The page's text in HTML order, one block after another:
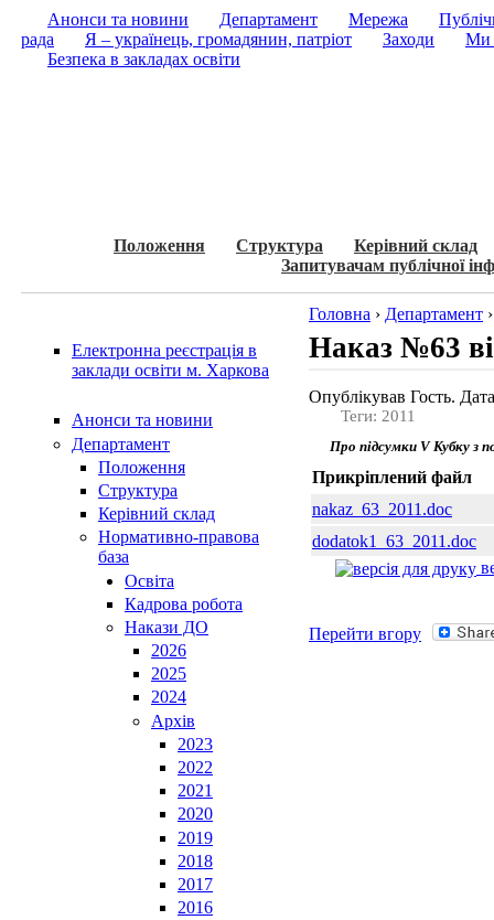
Анонси та новини Департамент Мережа
рада
Я – українець, громадянин, патріот Заходи
Ми
Безпека в закладах освіти
Положення Структура
Керівний склад
Запитувачам публічної
Електронна реєстрація в
заклади освіти м. Харкова
Анонси та новини
Департамент
Положення
Структура
Керівний склад
Нормативно-правова
база
Освiта
Кадрова робота
Накази ДО
2026
2025
2024
Архів
2023
2022
2021
2020
2019
2018
2017
2016
Головна › Департамент
Наказ №63
Опублікував Гость.
Теги: 2011
Про підсумки V Кубку з
Прикріплений файл
nakaz_63_2011.doc
dodatok1_63_2011.doc
Перейти вгору